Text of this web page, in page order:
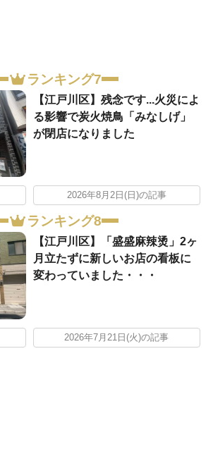
ランキング7
【江戸川区】残念です...火災によ
る影響で炭火焼鳥「みなしげ」
が閉店になりました
2026年8月2日(日)の記事
ランキング8
【江戸川区】「盛盛麻辣烫」2ヶ
月立たずに新しいお店の看板に
変わっていました・・・
2026年7月21日(火)の記事